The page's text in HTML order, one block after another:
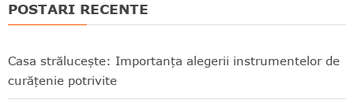
POSTARI RECENTE
Casa strălucește: Importanța alegerii instrumentelor de
curățenie potrivite